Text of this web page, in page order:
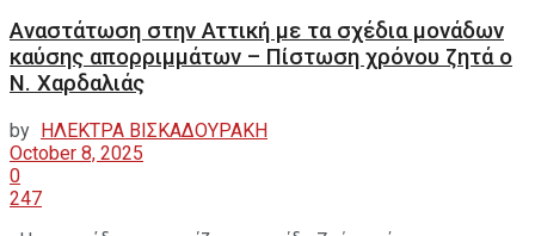
Αναστάτωση στην Αττική με τα σχέδια μονάδων
καύσης απορριμμάτων – Πίστωση χρόνου ζητά ο
Ν. Χαρδαλιάς
by ΗΛΕΚΤΡΑ ΒΙΣΚΑΔΟΥΡΑΚΗ
October 8, 2025
0
247